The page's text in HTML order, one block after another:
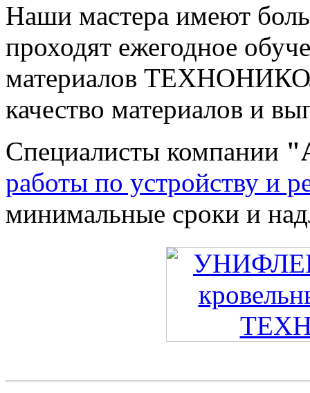
Наши мастера имеют
проходят ежегодное
материалов
качество материалов и
Специалисты компании
работы по устройству и
минимальные сроки и